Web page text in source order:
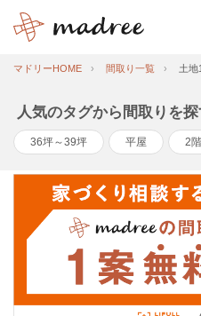
マドリーHOME 間取り一覧 土地
人気のタグから間取りを
36坪～39坪 平屋 2